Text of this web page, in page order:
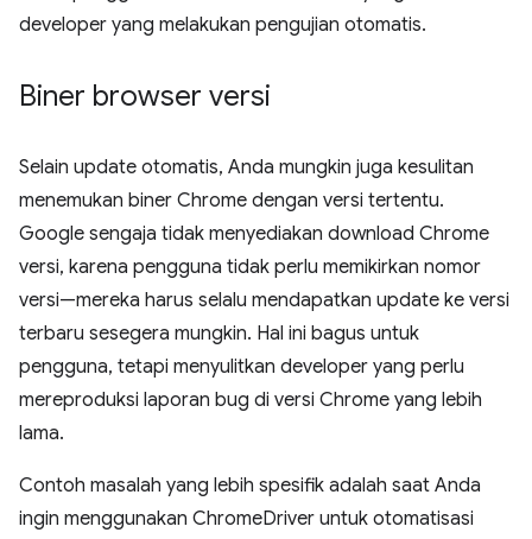
developer yang melakukan pengujian otomatis.
Biner browser versi
Selain update otomatis, Anda mungkin juga kesulitan
menemukan biner Chrome dengan versi tertentu.
Google sengaja tidak menyediakan download Chrome
versi, karena pengguna tidak perlu memikirkan nomor
versi—mereka harus selalu mendapatkan update ke versi
terbaru sesegera mungkin. Hal ini bagus untuk
pengguna, tetapi menyulitkan developer yang perlu
mereproduksi laporan bug di versi Chrome yang lebih
lama.
Contoh masalah yang lebih spesifik adalah saat Anda
ingin menggunakan ChromeDriver untuk otomatisasi